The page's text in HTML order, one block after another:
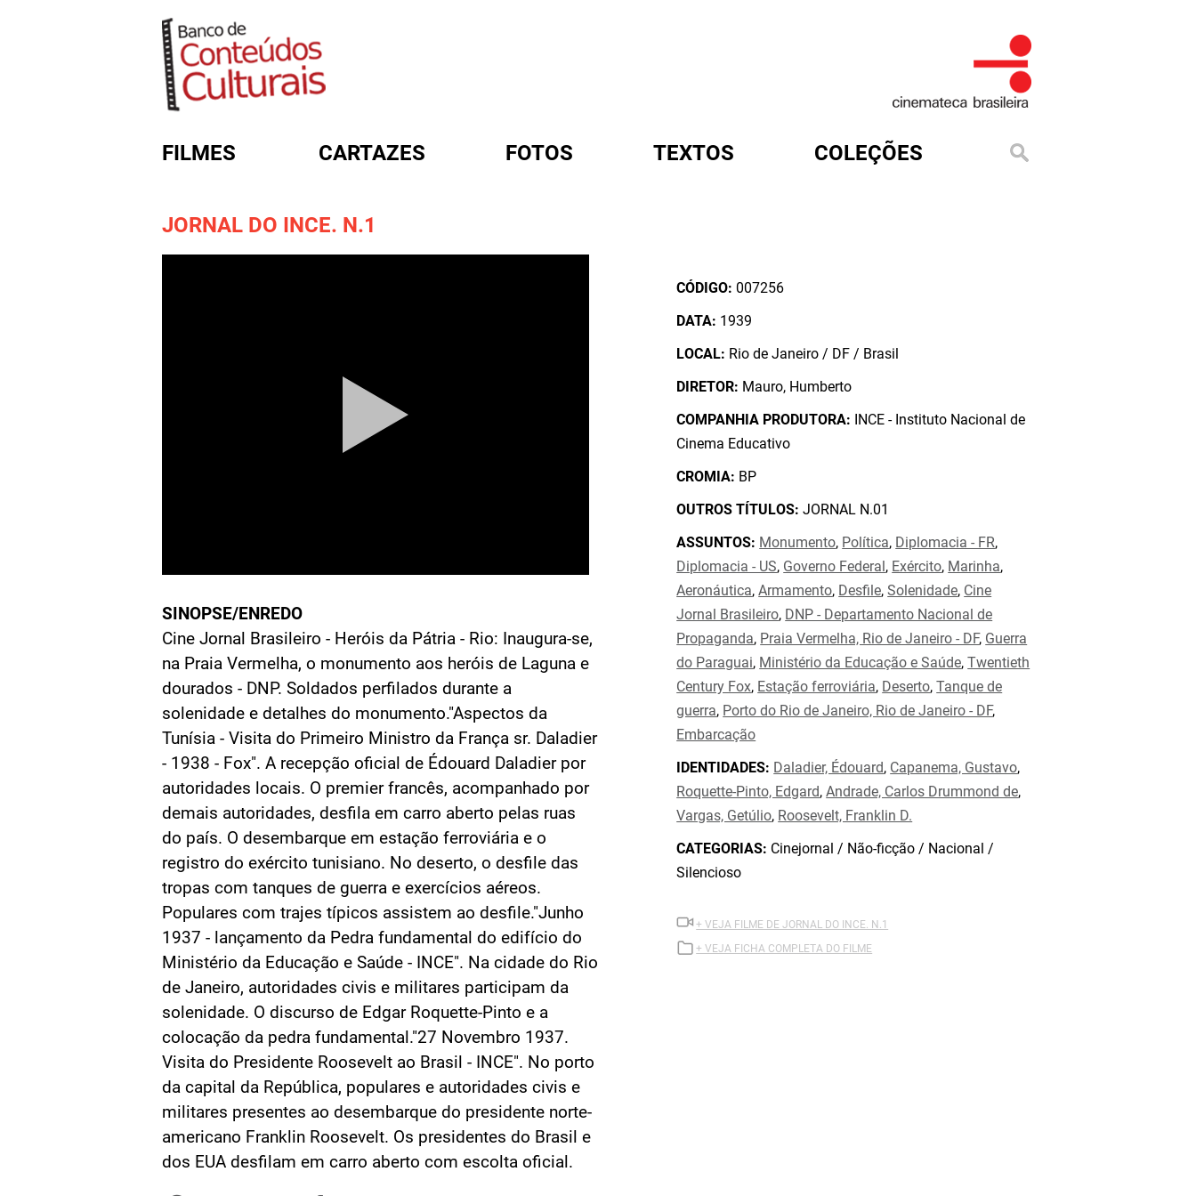
FILMES CARTAZES FOTOS TEXTOS COLEÇÕES
JORNAL DO INCE. N.1
SINOPSE/ENREDO
Cine Jornal Brasileiro - Heróis da Pátria - Rio: Inaugura-se,
na Praia Vermelha, o monumento aos heróis de Laguna e
dourados - DNP. Soldados perfilados durante a
solenidade e detalhes do monumento."Aspectos da
Tunísia - Visita do Primeiro Ministro da França sr. Daladier
- 1938 - Fox". A recepção oficial de Édouard Daladier por
autoridades locais. O premier francês, acompanhado por
demais autoridades, desfila em carro aberto pelas ruas
do país. O desembarque em estação ferroviária e o
registro do exército tunisiano. No deserto, o desfile das
tropas com tanques de guerra e exercícios aéreos.
Populares com trajes típicos assistem ao desfile."Junho
1937 - lançamento da Pedra fundamental do edifício do
Ministério da Educação e Saúde - INCE". Na cidade do Rio
de Janeiro, autoridades civis e militares participam da
solenidade. O discurso de Edgar Roquette-Pinto e a
colocação da pedra fundamental."27 Novembro 1937.
Visita do Presidente Roosevelt ao Brasil - INCE". No porto
da capital da República, populares e autoridades civis e
militares presentes ao desembarque do presidente norte-
americano Franklin Roosevelt. Os presidentes do Brasil e
dos EUA desfilam em carro aberto com escolta oficial.
CÓDIGO: 007256
DATA: 1939
LOCAL: Rio de Janeiro / DF / Brasil
DIRETOR: Mauro, Humberto
COMPANHIA PRODUTORA: INCE - Instituto Nacional de
Cinema Educativo
CROMIA: BP
OUTROS TÍTULOS: JORNAL N.01
ASSUNTOS: Monumento, Política, Diplomacia - FR,
Diplomacia - US, Governo Federal, Exército, Marinha,
Aeronáutica,Armamento, Desfile,Solenidade, Cine
Jornal Brasileiro, DNP - Departamento Nacional de
Propaganda, Praia Vermelha, Rio de Janeiro - DF, Guerra
do Paraguai, Ministério da Educação e Saúde,Twentieth
Century Fox, Estação ferroviária, Deserto,Tanque de
guerra, Porto do Rio de Janeiro, Rio de Janeiro - DF,
Embarcação
IDENTIDADES: Daladier, Édouard, Capanema, Gustavo,
Roquette-Pinto, Edgard,Andrade, Carlos Drummond de,
Vargas, Getúlio, Roosevelt, Franklin D.
CATEGORIAS: Cinejornal / Não-ficção / Nacional /
Silencioso
+ VEJA FILME DE JORNAL DO INCE. N.1
+ VEJA FICHA COMPLETA DO FILME